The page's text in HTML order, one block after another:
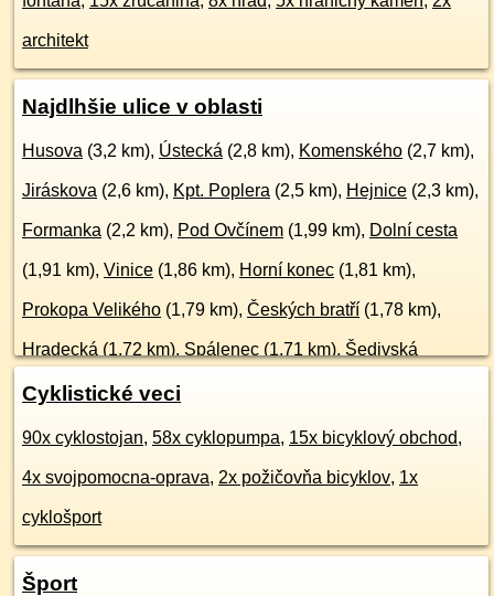
architekt
Najdlhšie ulice v oblasti
Husova (3,2 km), Ústecká (2,8 km), Komenského (2,7 km),
Jiráskova (2,6 km), Kpt. Poplera (2,5 km), Hejnice (2,3 km),
Formanka (2,2 km), Pod Ovčínem (1,99 km), Dolní cesta
(1,91 km), Vinice (1,86 km), Horní konec (1,81 km),
Prokopa Velikého (1,79 km), Českých bratří (1,78 km),
Hradecká (1,72 km), Spálenec (1,71 km), Šedivská
(1,65 km),Dolní konec
Jablonská (1,53 km), Žerotínova (1,49 km), viac ...
Cyklistické veci
90x cyklostojan, 58x cyklopumpa, 15x bicyklový obchod,
4x svojpomocna-oprava, 2x požičovňa bicyklov, 1x
cyklošport
Šport